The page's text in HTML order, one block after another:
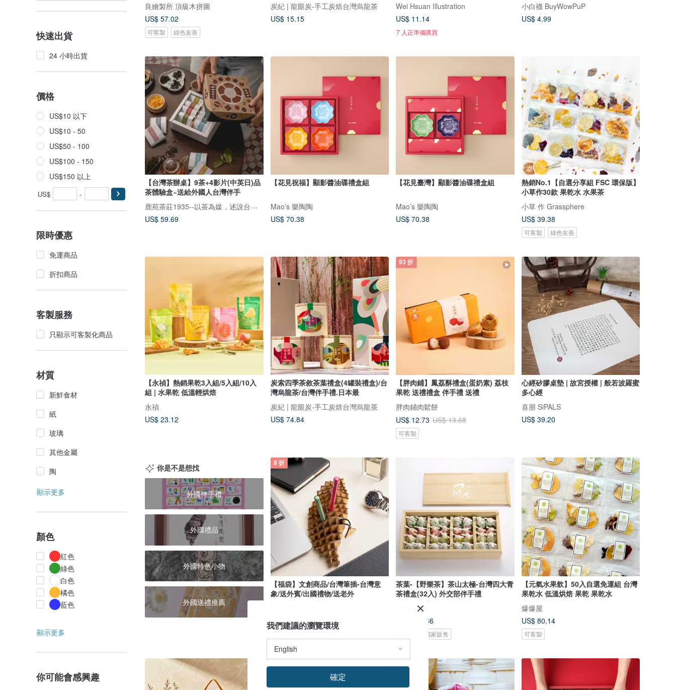
快速出貨
24 小時出貨
價格
US$10 以下
US$10 - 50
US$50 - 100
US$100 - 150
US$150 以上
US$ -
限時優惠
免運商品
折扣商品
客製服務
只顯示可客製化商品
材質
新鮮食材
紙
玻璃
其他金屬
陶
顯示更多
顏色
紅色
綠色
白色
橘色
藍色
顯示更多
你可能會感興趣
良繪製所 頂級木拼圖
US$ 57.02
可客製 綠色友善
炭紀 | 龍眼炭-手工炭焙台灣烏龍茶
US$ 15.15
Wei Hsuan Illustration
US$ 11.14
7 人正準備購買
小白襪 BuyWowPuP
US$ 4.99
【台灣茶辦桌】9茶+4影片(中英日)品
茶體驗盒~送給外國人台灣伴手
鹿苑茶莊1935--以茶為媒，述說台灣島嶼的故事與溫暖
US$ 59.69
【花見祝福】顯影醬油碟禮盒組
Mao’s 樂陶陶
US$ 70.38
【花見臺灣】顯影醬油碟禮盒組
Mao’s 樂陶陶
US$ 70.38
熱銷No.1【自選分享組 FSC 環保版】
小草作30款 果乾水 水果茶
小草 作 Grassphere
US$ 39.38
可客製 綠色友善
【永禎】熱銷果乾3入組/5入組/10入
組 | 水果乾 低溫輕烘焙
永禎
US$ 23.12
炭索四季茶敘茶葉禮盒(4罐裝禮盒)/台
灣烏龍茶/台灣伴手禮.日本最
炭紀 | 龍眼炭-手工炭焙台灣烏龍茶
US$ 74.84
93 折
【胖肉鋪】鳳荔酥禮盒(蛋奶素) 荔枝
果乾 送禮禮盒 伴手禮 送禮
胖肉鋪肉鬆餅
US$ 12.73 US$ 13.68
可客製
心經矽膠桌墊 | 故宮授權 | 般若波羅蜜
多心經
喜朋 SiPALS
US$ 39.20
你是不是想找
外國伴手禮
外國禮品
外國特色小物
外國送禮推薦
8 折
【福袋】文創商品/台灣筆插-台灣意
象/送外賓/出國禮物/送老外
US$ 32.08 US$ 40.09
茶葉-【野樂茶】茶山太極-台灣四大青
茶禮盒(32入) 外交部伴手禮
也樂商號
US$ 160.36
獨家販售
【元氣水果飲】50入自選免運組 台灣
果乾水 低溫烘焙 果乾 果乾水
爆爆屋
US$ 80.14
可客製
我們建議的瀏覽環境
確定